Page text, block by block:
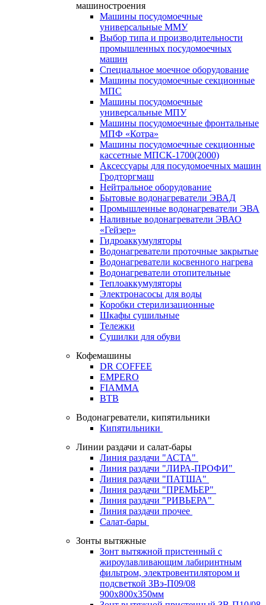
машиностроения
Машины посудомоечные
универсальные ММУ
Выбор типа и производительности
промышленных посудомоечных
машин
Специальное моечное оборудование
Машины посудомоечные секционные
МПС
Машины посудомоечные
универсальные МПУ
Машины посудомоечные фронтальные
МПФ «Котра»
Машины посудомоечные секционные
кассетные МПСК-1700(2000)
Аксессуары для посудомоечных машин
Гродторгмаш
Нейтральное оборудование
Бытовые водонагреватели ЭВАД
Промышленные водонагреватели ЭВА
Наливные водонагреватели ЭВАО
«Гейзер»
Гидроаккумуляторы
Водонагреватели проточные закрытые
Водонагреватели косвенного нагрева
Водонагреватели отопительные
Теплоаккумуляторы
Электронасосы для воды
Коробки стерилизационные
Шкафы сушильные
Тележки
Сушилки для обуви
Кофемашины
DR COFFEE
EMPERO
FIAMMA
BTB
Водонагреватели, кипятильники
Кипятильники
Линии раздачи и салат-бары
Линия раздачи "АСТА"
Линия раздачи "ЛИРА-ПРОФИ"
Линия раздачи "ПАТША"
Линия раздачи "ПРЕМЬЕР"
Линия раздачи "РИВЬЕРА"
Линия раздачи прочее
Салат-бары
Зонты вытяжные
Зонт вытяжной пристенный с
жироулавливающим лабиринтным
фильтром, электровентилятором и
подсветкой ЗВэ-П09/08
900х800х350мм